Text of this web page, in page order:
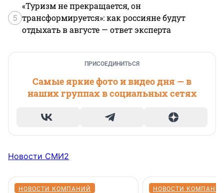
5
«Туризм не прекращается, он
трансформируется»: как россияне будут
отдыхать в августе — ответ эксперта
ПРИСОЕДИНИТЬСЯ
Самые яркие фото и видео дня — в
наших группах в социальных сетях
Новости СМИ2
НОВОСТИ КОМПАНИЙ НОВОСТИ